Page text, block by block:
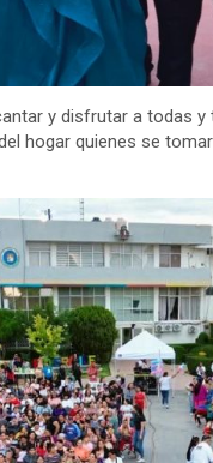
y disfrutar a todas
hogar quienes se